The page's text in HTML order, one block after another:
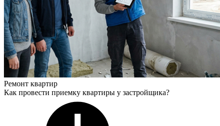
Ремонт квартир
Как провести приемку квартиры у застройщика?